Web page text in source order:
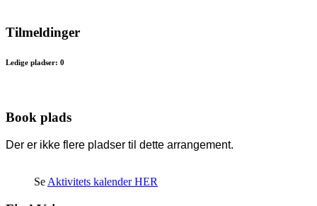
Tilmeldinger
Ledige pladser: 0
Book plads
Der er ikke flere pladser til dette arrangement.
Se Aktivitets kalender HER